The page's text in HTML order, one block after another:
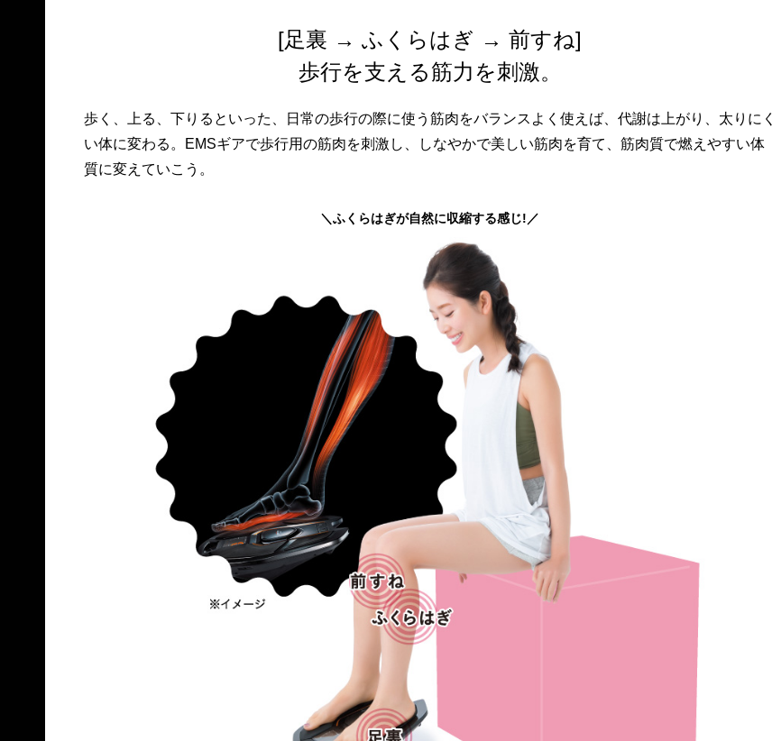
[足裏 → ふくらはぎ → 前すね]
歩行を支える筋力を刺激。
歩く、上る、下りるといった、日常の歩行の際に使う筋肉をバランスよく使えば、代謝は上がり、太りにく
い体に変わる。EMSギアで歩行用の筋肉を刺激し、しなやかで美しい筋肉を育て、筋肉質で燃えやすい体
質に変えていこう。
＼ふくらはぎが自然に収縮する感じ!／